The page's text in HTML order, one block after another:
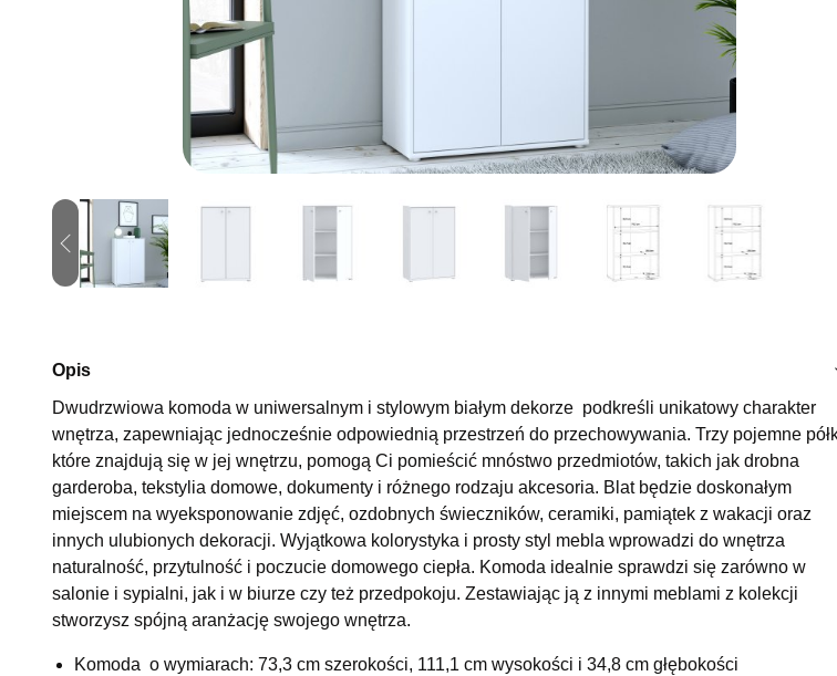
Previous
Opis
Dwudrzwiowa komoda w uniwersalnym i stylowym białym dekorze podkreśli unikatowy charakter
wnętrza, zapewniając jednocześnie odpowiednią przestrzeń do przechowywania. Trzy pojemne
które znajdują się w jej wnętrzu, pomogą Ci pomieścić mnóstwo przedmiotów, takich jak drobna
garderoba, tekstylia domowe, dokumenty i różnego rodzaju akcesoria. Blat będzie doskonałym
miejscem na wyeksponowanie zdjęć, ozdobnych świeczników, ceramiki, pamiątek z wakacji oraz
innych ulubionych dekoracji. Wyjątkowa kolorystyka i prosty styl mebla wprowadzi do wnętrza
naturalność, przytulność i poczucie domowego ciepła. Komoda idealnie sprawdzi się zarówno w
salonie i sypialni, jak i w biurze czy też przedpokoju. Zestawiając ją z innymi meblami z kolekcji
stworzysz spójną aranżację swojego wnętrza.
Komoda o wymiarach: 73,3 cm szerokości, 111,1 cm wysokości i 34,8 cm głębokości